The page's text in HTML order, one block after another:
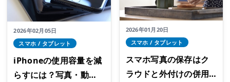
2026年02月05日
スマホ / タブレット
iPhoneの使用容量を減
らすには？写真・動
2026年01月20日
スマホ / タブレット
スマホ写真の保存はク
ラウドと外付けの併用